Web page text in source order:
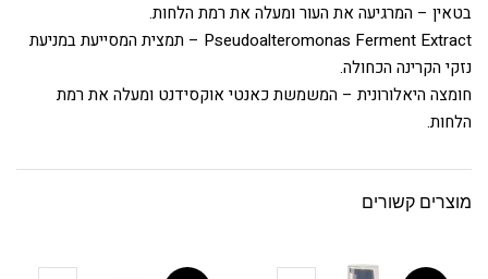
בטאין – המרגיעה את העור ומעלה את רמת הלחות.
Pseudoalteromonas Ferment Extract – תמצית המסייעת במניעת
נזקי הקרינה הכחולה.
חומצה היאלורונית – המשמשת כאנטי אוקסידנט ומעלה את רמת
הלחות.
מוצרים קשורים